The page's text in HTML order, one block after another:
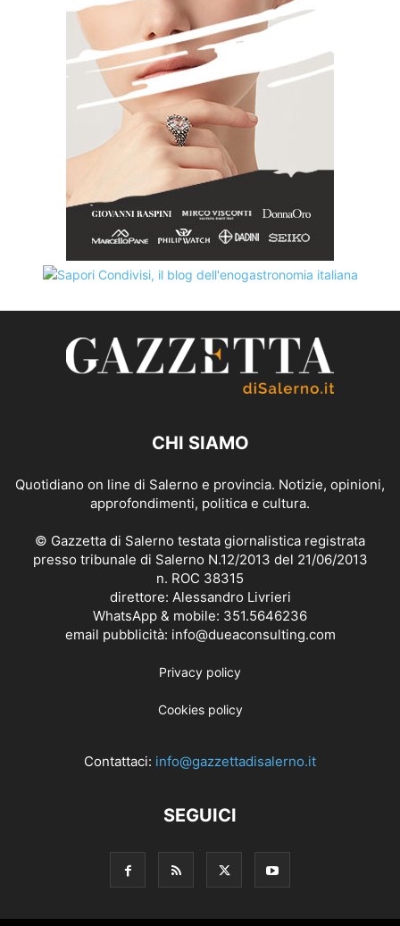
CHI SIAMO
Quotidiano on line di Salerno e provincia. Notizie, opinioni,
approfondimenti, politica e cultura.
© Gazzetta di Salerno testata giornalistica registrata
presso tribunale di Salerno N.12/2013 del 21/06/2013
n. ROC 38315
direttore: Alessandro Livrieri
WhatsApp & mobile: 351.5646236
email pubblicità: info@dueaconsulting.com
Privacy policy
Cookies policy
Contattaci: info@gazzettadisalerno.it
SEGUICI